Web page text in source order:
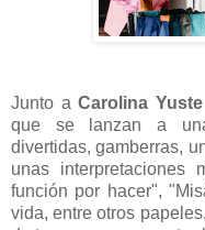
Junto a Carolina Yuste
que se lanzan a
divertidas, gamberras,
unas interpretaciones
función por hacer",
vida, entre otros